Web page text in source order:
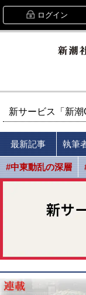
ログイン
新サービス「新
最新記事 執筆
#中東動乱の深層